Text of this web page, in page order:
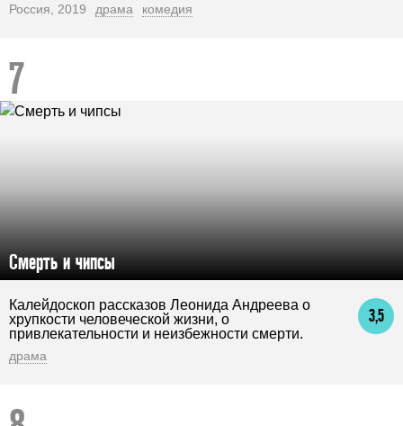
Россия, 2019 драма комедия
Смерть и чипсы
3,5
Калейдоскоп рассказов Леонида Андреева о
хрупкости человеческой жизни, о
привлекательности и неизбежности смерти.
драма